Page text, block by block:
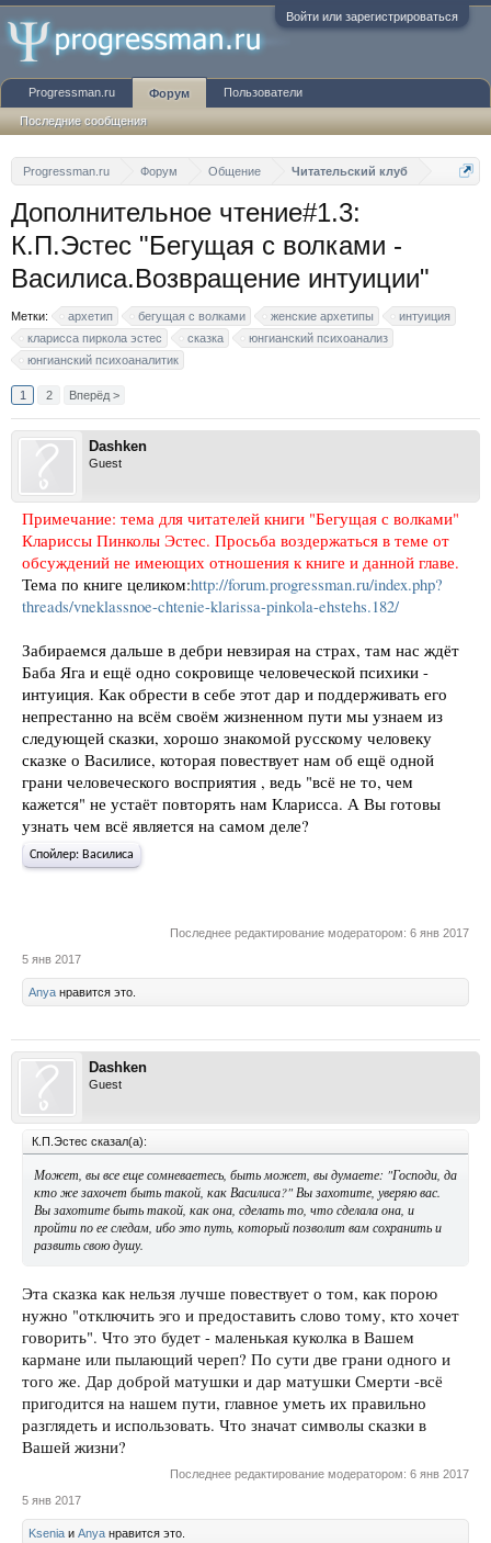
Войти или зарегистрироваться
Progressman.ru Форум Общение Читательский клуб
Дополнительное чтение#1.3:
К.П.Эстес "Бегущая с волками -
Василиса.Возвращение интуиции"
Метки: архетип бегущая с волками женские архетипы
интуиция
кларисса пиркола эстес
сказка
юнгианский психоанализ
юнгианский психоаналитик
1 2 Вперёд >
Dashken
Guest
Примечание: тема для читателей книги "Бегущая с волками"
Клариссы Пинколы Эстес. Просьба воздержаться в теме от
обсуждений не имеющих отношения к книге и данной главе.
Тема по книге целиком:http://forum.progressman.ru/index.php?
threads/vneklassnoe-chtenie-klarissa-pinkola-ehstehs.182/
Забираемся дальше в дебри невзирая на страх, там нас ждёт
Баба Яга и ещё одно сокровище человеческой психики -
интуиция. Как обрести в себе этот дар и поддерживать его
непрестанно на всём своём жизненном пути мы узнаем из
следующей сказки, хорошо знакомой русскому человеку
сказке о Василисе, которая повествует нам об ещё одной
грани человеческого восприятия , ведь "всё не то, чем
кажется" не устаёт повторять нам Кларисса. А Вы готовы
узнать чем всё является на самом деле?
Спойлер: Василиса
Последнее редактирование модератором: 6 янв 2017
5 янв 2017
Anya нравится это.
Dashken
Guest
К.П.Эстес сказал(а):
Может, вы все еще сомневаетесь, быть может, вы думаете: "Господи, да
кто же захочет быть такой, как Василиса?" Вы захотите, уверяю вас.
Вы захотите быть такой, как она, сделать то, что сделала она, и
пройти по ее следам, ибо это путь, который позволит вам сохранить и
развить свою душу.
Эта сказка как нельзя лучше повествует о том, как порою
нужно "отключить эго и предоставить слово тому, кто хочет
говорить". Что это будет - маленькая куколка в Вашем
кармане или пылающий череп? По сути две грани одного и
того же. Дар доброй матушки и дар матушки Смерти -всё
пригодится на нашем пути, главное уметь их правильно
разглядеть и использовать. Что значат символы сказки в
Вашей жизни?
Последнее редактирование модератором: 6 янв 2017
5 янв 2017
Ksenia и Anya нравится это.
Progressman.ru Форум
Последние сообщения
Пользователи